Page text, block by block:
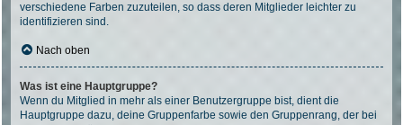
verschiedene Farben zuzuteilen, so dass deren Mitglieder leichter zu
identifizieren sind.
Nach oben
Was ist eine Hauptgruppe?
Wenn du Mitglied in mehr als einer Benutzergruppe bist, dient die
Hauptgruppe dazu, deine Gruppenfarbe sowie den Gruppenrang, der bei